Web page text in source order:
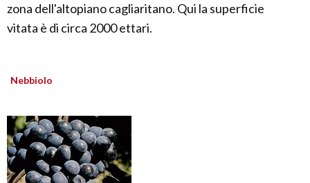
zona dell'altopiano cagliaritano. Qui la superficie
vitata è di circa 2000 ettari.
Nebbiolo